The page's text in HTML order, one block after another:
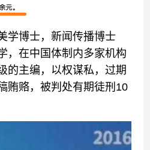
博士，新闻传播博士
，在中国体制内多家机构
的主编，以权谋私，过期
贿赂，被判处有期徒刑10